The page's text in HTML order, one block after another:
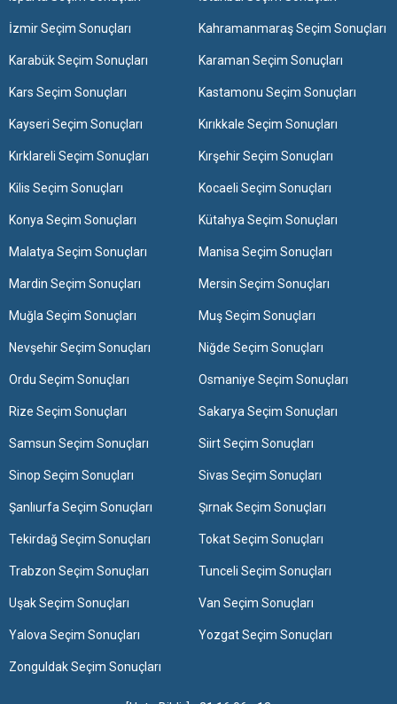
İzmir Seçim Sonuçları Kahramanmaraş Seçim Sonuçları
Karabük Seçim Sonuçları Karaman Seçim Sonuçları
Kars Seçim Sonuçları Kastamonu Seçim Sonuçları
Kayseri Seçim Sonuçları Kırıkkale Seçim Sonuçları
Kırklareli Seçim Sonuçları Kırşehir Seçim Sonuçları
Kilis Seçim Sonuçları Kocaeli Seçim Sonuçları
Konya Seçim Sonuçları Kütahya Seçim Sonuçları
Malatya Seçim Sonuçları Manisa Seçim Sonuçları
Mardin Seçim Sonuçları Mersin Seçim Sonuçları
Muğla Seçim Sonuçları Muş Seçim Sonuçları
Nevşehir Seçim Sonuçları Niğde Seçim Sonuçları
Ordu Seçim Sonuçları Osmaniye Seçim Sonuçları
Rize Seçim Sonuçları Sakarya Seçim Sonuçları
Samsun Seçim Sonuçları Siirt Seçim Sonuçları
Sinop Seçim Sonuçları Sivas Seçim Sonuçları
Şanlıurfa Seçim Sonuçları Şırnak Seçim Sonuçları
Tekirdağ Seçim Sonuçları Tokat Seçim Sonuçları
Trabzon Seçim Sonuçları Tunceli Seçim Sonuçları
Uşak Seçim Sonuçları Van Seçim Sonuçları
Yalova Seçim Sonuçları Yozgat Seçim Sonuçları
Zonguldak Seçim Sonuçları